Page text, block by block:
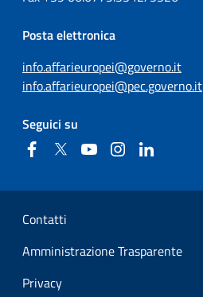
Posta elettronica
info.affarieuropei@governo.it
info.affarieuropei@pec.governo.it
Seguici su
FacebookTwitter YouTubeInstagram
Sezione Link Utili
Contatti
Amministrazione Trasparente
Privacy